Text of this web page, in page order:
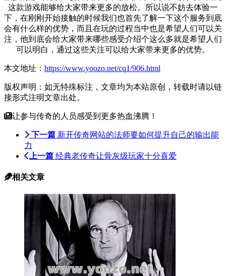
这款游戏能够给大家带来更多的放松。所以说不妨去体验一
下，在刚刚开始接触的时候我们也首先了解一下这个服务到底
会有什么样的优势，而且在玩的过程当中也是希望人们可以关
注，他到底会给大家带来哪些感受介绍个这么多就是希望人们
可以明白，通过这些关注可以给大家带来更多的优势。
本文地址： https://www.yoozo.net/cq1/906.html
版权声明：如无特殊标注，文章均为本站原创，转载时请以链
接形式注明文章出处。
让参与传奇的人员感受到更多热血沸腾！
下一篇 新开传奇网站的法师要如何提升自己的输出能
力
上一篇 经典老传奇让骨灰级玩家十分喜爱
相关文章